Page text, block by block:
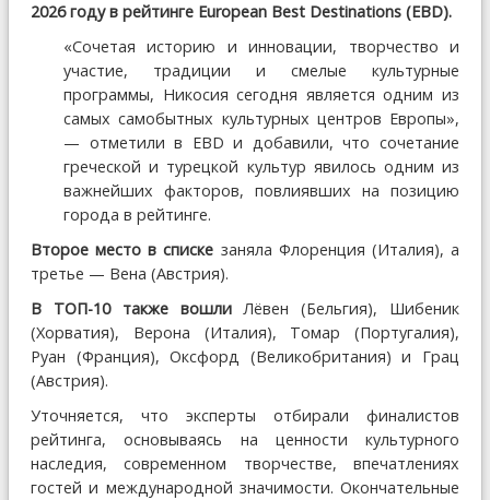
2026 году в рейтинге European Best Destinations (EBD).
«Сочетая историю и инновации, творчество и
участие, традиции и смелые культурные
программы, Никосия сегодня является одним из
самых самобытных культурных центров Европы»,
— отметили в EBD и добавили, что сочетание
греческой и турецкой культур явилось одним из
важнейших факторов, повлиявших на позицию
города в рейтинге.
Второе место в списке заняла Флоренция (Италия), а
третье — Вена (Австрия).
В ТОП-10 также вошлиЛёвен (Бельгия), Шибеник
(Хорватия), Верона (Италия), Томар (Португалия),
Руан (Франция), Оксфорд (Великобритания) и Грац
(Австрия).
Уточняется, что эксперты отбирали финалистов
рейтинга, основываясь на ценности культурного
наследия, современном творчестве, впечатлениях
гостей и международной значимости. Окончательные